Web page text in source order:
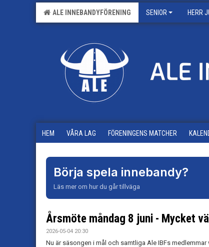
ALE INNEBANDYFÖRENING SENIOR HERR
HEM VÅRA LAG FÖRENINGENS MATCHER
Börja spela innebandy?
Läs mer om hur du går tillväga
Årsmöte måndag 8 juni - Mycket
2026-05-04 20:30
Nu är säsongen i mål och samtliga Ale IBFs